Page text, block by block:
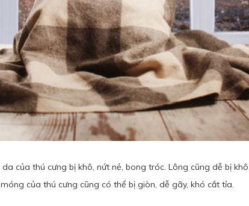
của thú cưng bị khô, nứt nẻ, bong tróc. Lông cũng dễ bị
của thú cưng cũng có thể bị giòn, dễ gãy, khó cắt tỉa.